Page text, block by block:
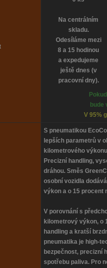
Na centrálním
skladu.
Odesíláme mezi
8 a 15 hodinou
a expedujeme
ještě dnes (v
pracovní dny).
bude
V 95%
S pneumatikou
lepších parametrů v
kilometrového
Precizní handling,
dráhou. Směs
osobní vozidla
výkon a o 15 procent
V porovnání s
kilometrový výkon, o
handling a kratší
pneumatika je high-
bezpečnost, precizní
spotřebu paliva. Pro